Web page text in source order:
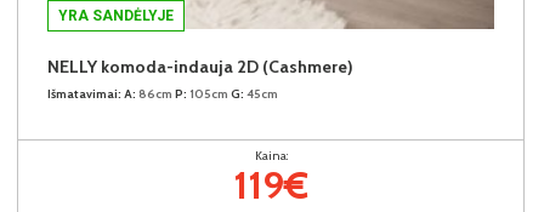
YRA SANDĖLYJE
NELLY komoda-indauja 2D (Cashmere)
Išmatavimai: A: 86cm P: 105cm G: 45cm
Kaina:
119€